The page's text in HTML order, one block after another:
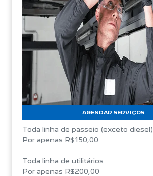
AGENDAR SERVIÇOS
Toda linha de passeio (exceto diesel)
Por apenas R$150,00
Toda linha de utilitários
Por apenas R$200,00